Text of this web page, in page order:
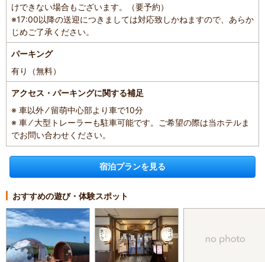
けできない場合もございます。（要予約）
※17:00以降の送迎につきましては対応致しかねますので、あらか
じめご了承ください。
パーキング
有り（無料）
アクセス・パーキングに関する補足
※ 車以外 ⁄ 留萌中心部より車で10分
※ 車 ⁄ 大型トレーラーも駐車可能です。ご希望の際は当ホテルま
でお問い合わせください。
宿泊プランを見る
おすすめの遊び・体験スポット